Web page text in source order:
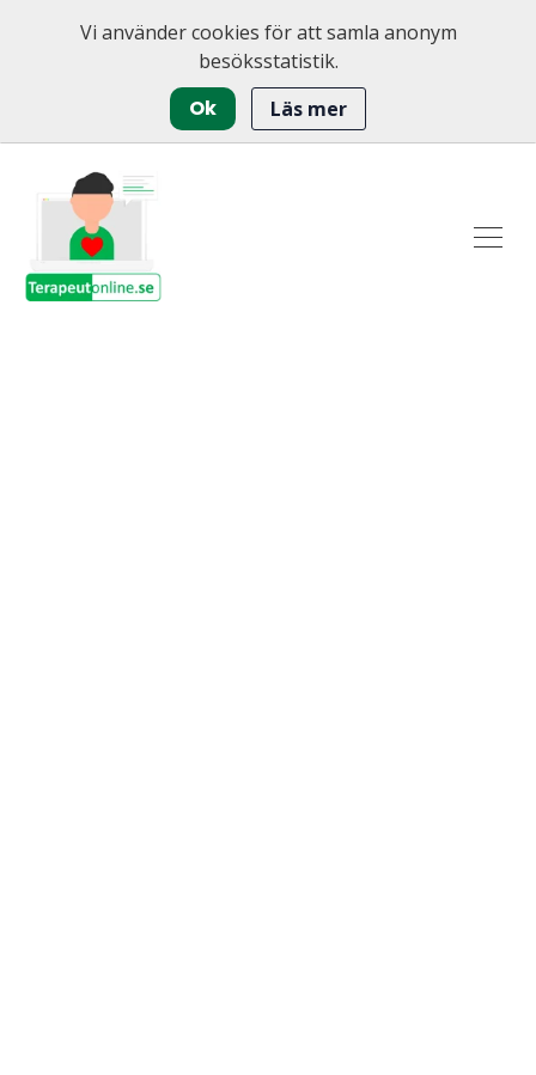
Vi använder cookies för att samla anonym
besöksstatistik.
Ok Läs mer